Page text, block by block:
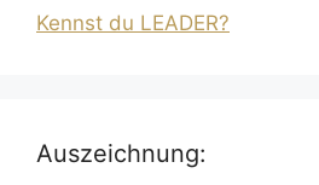
Kennst du LEADER?
Auszeichnung: